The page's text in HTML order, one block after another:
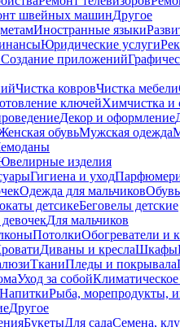
швейных машинДругое
Иностранные языки
Юридические услуги
Создание приложений
Чистка ковровЧистка мебели
ключейХимчистка и
Декор и оформление
обувьМужская одежда
изделия
Гигиена и уход
Одежда для мальчиков
детсикеБеговелы детские
Для мальчиков
ПотолкиОбогреватели и
Диваны и креслаШкафы
ТканиПледы и покрывала
Уход за собой
НапиткиРыба, морепродукты,
Другое
БукетыДля садаСемена,